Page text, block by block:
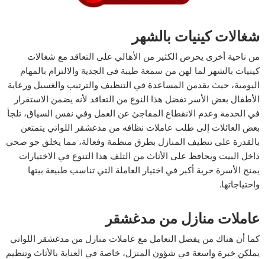
شغالات كينيات بالشهر
من ناحية أخرى يحرص الكثير من الأهالي على التعاقد مع شغالات
كينيات بالشهر لما لهن من سمعة طيبة في الجدية والالتزام بالمهام
اليومية، حيث يقدمن المساعدة في التنظيف والترتيب والغسيل ورعاية
الأطفال بعض الأسر تفضل هذا النوع من التعاقد لأنه يضمن الاستقرار
في الخدمة وعدم الانقطاع المفاجئ عن العمل وفي نفس السياق، تلجأ
بعض العائلات إلى طلب عاملات نظافه من مدغشقر اللواتي يتمتعن
بالقدرة على تنظيف المنازل بطرق منظمة وفعالة، مما يخلق جو صحي
داخل البيت ويحافظ على الأثاث من التلف هذا التنوع في الاختيارات
يمنح الأسرة حرية أكبر في اختيار العاملة التي تناسب طبيعة بيتها
واحتياجاتها.
عاملات منازل من مدغشقر
كما أن هناك من يفضل التعامل مع عاملات منازل من مدغشقر اللواتي
يملكن خبرة واسعة في شؤون المنزل، خاصة في العناية بالأثاث وتنظيم